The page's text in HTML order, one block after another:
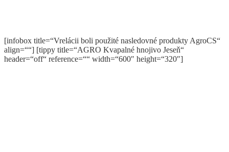
[infobox title=“Vrelácii boli použité nasledovné produkty AgroCS“
align=““] [tippy title=“AGRO Kvapalné hnojivo Jeseň“
header=“off“ reference=““ width=“600″ height=“320″]